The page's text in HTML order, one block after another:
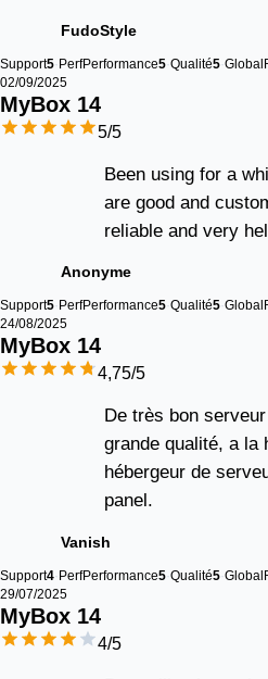
FudoStyle
Support5 PerfPerformance5 Qualité5 Global
02/09/2025
MyBox 14
5/5
Been using for a
are good and
reliable and very
Anonyme
Support5 PerfPerformance5 Qualité5 Global
24/08/2025
MyBox 14
4,75/5
De très bon
grande qualité, a la
hébergeur de
panel.
Vanish
Support4 PerfPerformance5 Qualité5 Global
29/07/2025
MyBox 14
4/5